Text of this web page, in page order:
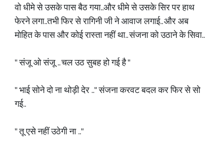
वो धीमे से उसके पास बैठ गया..और धीमे से उसके सिर पर हाथ
फेरने लगा..तभी फिर से रागिनी जी ने आवाज लगाई.. और अब
मोहित के पास और कोई रास्ता नहीं था.. संजना को उठाने के सिवा..
" संजू ओ संजू .. चल उठ सुबह हो गई है "
" भाई सोने दो ना थोड़ी देर .." संजना करवट बदल कर फिर से सो
गई..
" तू एसे नहीं उठेगी ना .."